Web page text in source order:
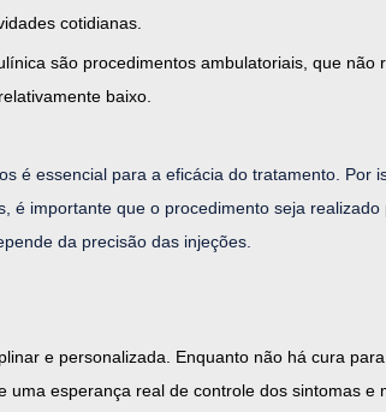
cotidianas.
são procedimentos ambulatoriais, que não
baixo.
é essencial para a eficácia do tratamento. Por
é importante que o procedimento seja realizado
da precisão das injeções.
e personalizada. Enquanto não há cura
uma esperança real de controle dos sintomas e